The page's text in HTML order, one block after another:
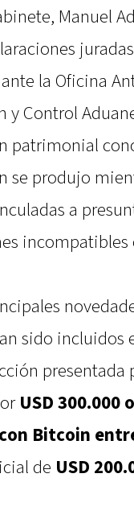
Manuel
la Oficina
y Control
patrimonial
se produjo
a
sido incluidos
USD 300.000
Bitcoin
de USD